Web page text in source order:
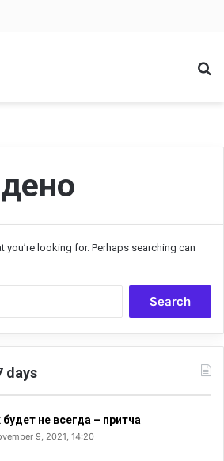
you’re looking for. Perhaps searching can
f
r
days
будет не всегда – притча
9, 2021, 14:20